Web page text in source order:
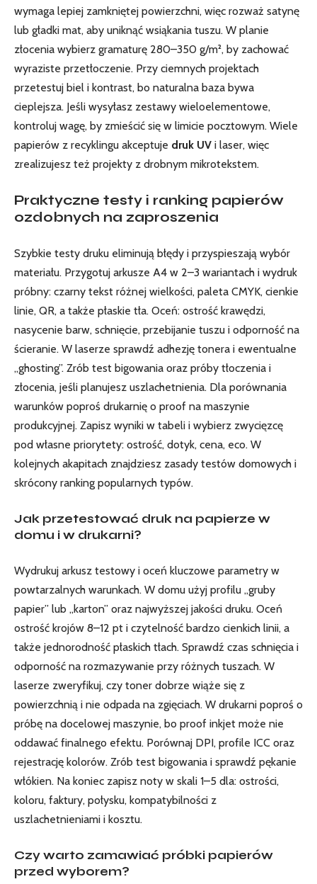
wymaga lepiej zamkniętej powierzchni, więc rozważ satynę
lub gładki mat, aby uniknąć wsiąkania tuszu. W planie
złocenia wybierz gramaturę 280–350 g/m², by zachować
wyraziste przetłoczenie. Przy ciemnych projektach
przetestuj biel i kontrast, bo naturalna baza bywa
cieplejsza. Jeśli wysyłasz zestawy wieloelementowe,
kontroluj wagę, by zmieścić się w limicie pocztowym. Wiele
papierów z recyklingu akceptuje druk UV i laser, więc
zrealizujesz też projekty z drobnym mikrotekstem.
Praktyczne testy i ranking papierów
ozdobnych na zaproszenia
Szybkie testy druku eliminują błędy i przyspieszają wybór
materiału. Przygotuj arkusze A4 w 2–3 wariantach i wydruk
próbny: czarny tekst różnej wielkości, paleta CMYK, cienkie
linie, QR, a także płaskie tła. Oceń: ostrość krawędzi,
nasycenie barw, schnięcie, przebijanie tuszu i odporność na
ścieranie. W laserze sprawdź adhezję tonera i ewentualne
„ghosting”. Zrób test bigowania oraz próby tłoczenia i
złocenia, jeśli planujesz uszlachetnienia. Dla porównania
warunków poproś drukarnię o proof na maszynie
produkcyjnej. Zapisz wyniki w tabeli i wybierz zwycięzcę
pod własne priorytety: ostrość, dotyk, cena, eco. W
kolejnych akapitach znajdziesz zasady testów domowych i
skrócony ranking popularnych typów.
Jak przetestować druk na papierze w
domu i w drukarni?
Wydrukuj arkusz testowy i oceń kluczowe parametry w
powtarzalnych warunkach. W domu użyj profilu „gruby
papier” lub „karton” oraz najwyższej jakości druku. Oceń
ostrość krojów 8–12 pt i czytelność bardzo cienkich linii, a
także jednorodność płaskich tłach. Sprawdź czas schnięcia i
odporność na rozmazywanie przy różnych tuszach. W
laserze zweryfikuj, czy toner dobrze wiąże się z
powierzchnią i nie odpada na zgięciach. W drukarni poproś o
próbę na docelowej maszynie, bo proof inkjet może nie
oddawać finalnego efektu. Porównaj DPI, profile ICC oraz
rejestrację kolorów. Zrób test bigowania i sprawdź pękanie
włókien. Na koniec zapisz noty w skali 1–5 dla: ostrości,
koloru, faktury, połysku, kompatybilności z
uszlachetnieniami i kosztu.
Czy warto zamawiać próbki papierów
przed wyborem?